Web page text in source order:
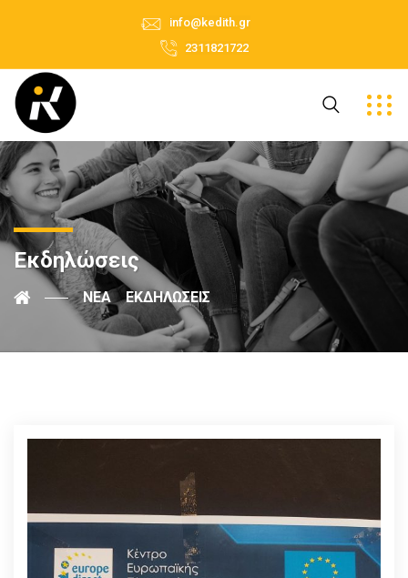
info@kedith.gr
2311821722
Εκδηλώσεις
ΝΈΑ ΕΚΔΗΛΏΣΕΙΣ